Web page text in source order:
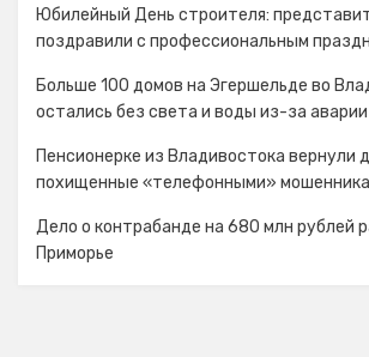
Юбилейный День строителя:
поздравили с профессиональным
Больше 100 домов на Эгершельде во
остались без света и воды из-за аварии
Пенсионерке из Владивостока вернули
похищенные «телефонными»
Дело о контрабанде на 680 млн рублей
Приморье